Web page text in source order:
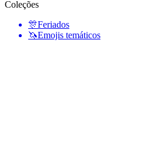
Coleções
🎊Feriados
🦄Emojis temáticos